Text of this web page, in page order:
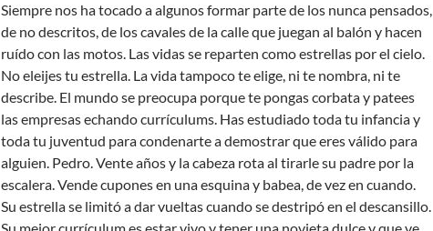
Siempre nos ha tocado a algunos formar parte de los nunca pensados,
de no descritos, de los cavales de la calle que juegan al balón y hacen
ruído con las motos. Las vidas se reparten como estrellas por el cielo.
No eleijes tu estrella. La vida tampoco te elige, ni te nombra, ni te
describe. El mundo se preocupa porque te pongas corbata y patees
las empresas echando currículums. Has estudiado toda tu infancia y
toda tu juventud para condenarte a demostrar que eres válido para
alguien. Pedro. Vente años y la cabeza rota al tirarle su padre por la
escalera. Vende cupones en una esquina y babea, de vez en cuando.
Su estrella se limitó a dar vueltas cuando se destripó en el descansillo.